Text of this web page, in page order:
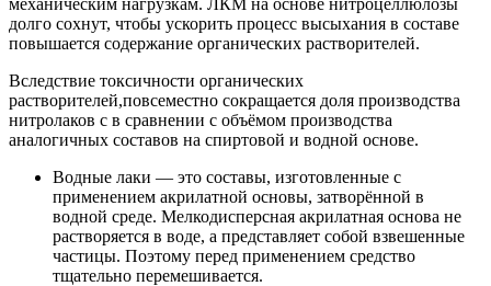
долго сохнут, чтобы ускорить процесс высыхания в составе
повышается содержание органических растворителей.
Вследствие токсичности органических
растворителей,повсеместно сокращается доля производства
нитролаков с в сравнении с объёмом производства
аналогичных составов на спиртовой и водной основе.
Водные лаки — это составы, изготовленные с
применением акрилатной основы, затворённой в
водной среде. Мелкодисперсная акрилатная основа не
растворяется в воде, а представляет собой взвешенные
частицы. Поэтому перед применением средство
тщательно перемешивается.